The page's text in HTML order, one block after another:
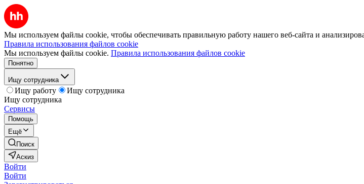
Мы используем файлы cookie, чтобы обеспечивать правильную работу нашего веб-сайта и
Правила использования файлов cookie
Мы используем файлы cookie. Правила использования файлов cookie
Понятно
Ищу сотрудника
Ищу работу
Ищу сотрудника
Ищу сотрудника
Сервисы
Помощь
Ещё
Поиск
Аскиз
Войти
Войти